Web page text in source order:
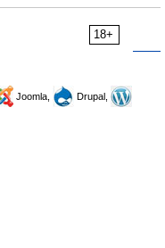
18+
Joomla,
Drupal,